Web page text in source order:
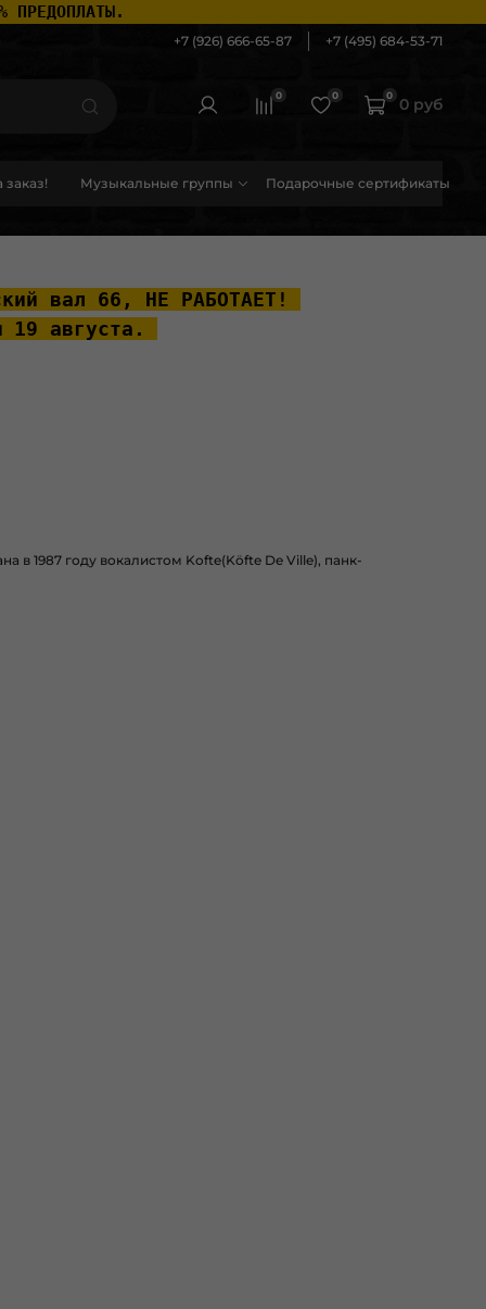
ПРЕДОПЛАТЫ.
+7 (926) 666-65-87 +7 (495) 684-53-71
0 0 0
0 руб
заказ! Музыкальные группы Подарочные сертификаты
вал 66, НЕ РАБОТАЕТ!
19 августа.
1987 году вокалистом Kofte(Köfte De Ville), панк-